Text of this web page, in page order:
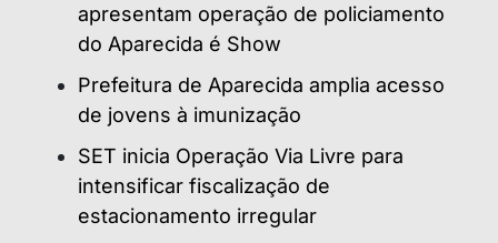
apresentam operação de policiamento
do Aparecida é Show
Prefeitura de Aparecida amplia acesso
de jovens à imunização
SET inicia Operação Via Livre para
intensificar fiscalização de
estacionamento irregular